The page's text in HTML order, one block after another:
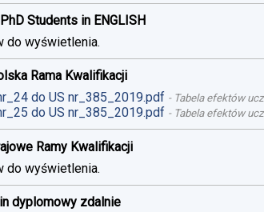
Students in ENGLISH
do wyświetlenia.
Rama Kwalifikacji
do US nr_385_2019.pdf - Tabela efektów
do US nr_385_2019.pdf - Tabela efektów
Ramy Kwalifikacji
do wyświetlenia.
dyplomowy zdalnie